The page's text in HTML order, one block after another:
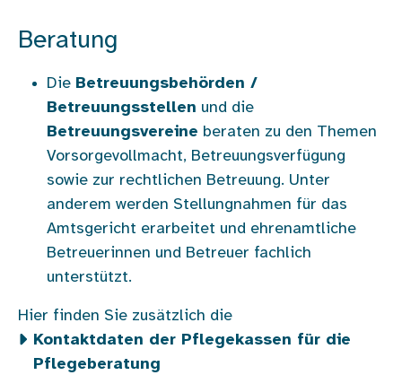
Beratung
Die Betreuungsbehörden /
Betreuungsstellen und die
Betreuungsvereine beraten zu den Themen
Vorsorgevollmacht, Betreuungsverfügung
sowie zur rechtlichen Betreuung. Unter
anderem werden Stellungnahmen für das
Amtsgericht erarbeitet und ehrenamtliche
Betreuerinnen und Betreuer fachlich
unterstützt.
Hier finden Sie zusätzlich die
Kontaktdaten der Pflegekassen für die
Pflegeberatung